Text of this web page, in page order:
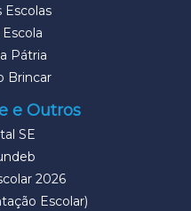
Escolas
Pátria
Brincar
e Outros
SE
2026
Escolar)